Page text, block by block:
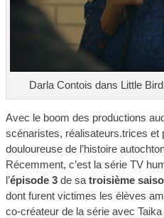
Darla Contois dans Little
Avec le boom des productions
scénaristes, réalisateurs.trices et
douloureuse de l’histoire
Récemment, c’est la série TV
l’épisode 3 de sa troisième
dont furent victimes les élèves
co-créateur de la série avec